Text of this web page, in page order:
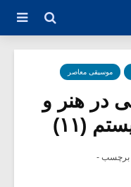
موسیقی معاصر
در هنر و
(۱۱)